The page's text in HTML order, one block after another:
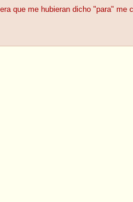
que me hubieran dicho "para" me